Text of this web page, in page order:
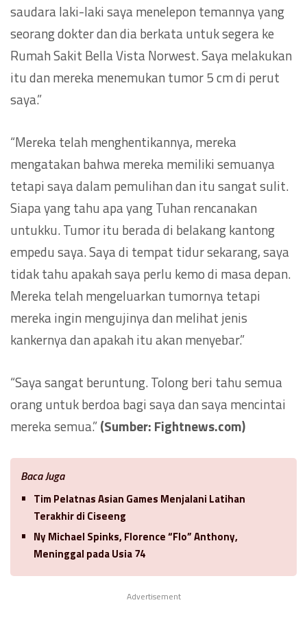
saudara laki-laki saya menelepon temannya yang
seorang dokter dan dia berkata untuk segera ke
Rumah Sakit Bella Vista Norwest. Saya melakukan
itu dan mereka menemukan tumor 5 cm di perut
saya.”
“Mereka telah menghentikannya, mereka
mengatakan bahwa mereka memiliki semuanya
tetapi saya dalam pemulihan dan itu sangat sulit.
Siapa yang tahu apa yang Tuhan rencanakan
untukku. Tumor itu berada di belakang kantong
empedu saya. Saya di tempat tidur sekarang, saya
tidak tahu apakah saya perlu kemo di masa depan.
Mereka telah mengeluarkan tumornya tetapi
mereka ingin mengujinya dan melihat jenis
kankernya dan apakah itu akan menyebar.”
“Saya sangat beruntung. Tolong beri tahu semua
orang untuk berdoa bagi saya dan saya mencintai
mereka semua.”(Sumber: Fightnews.com)
Baca Juga
Tim Pelatnas Asian Games Menjalani Latihan
Terakhir di Ciseeng
Ny Michael Spinks, Florence “Flo” Anthony,
Meninggal pada Usia 74
Advertisement